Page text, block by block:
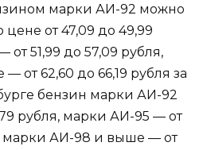
марки АИ-92 можно
от 47,09 до 49,99
51,99 до 57,09 рубля,
от 62,60 до 66,19 рубля за
бензин марки АИ-92
рубля, марки АИ-95 — от
марки АИ-98 и выше — от